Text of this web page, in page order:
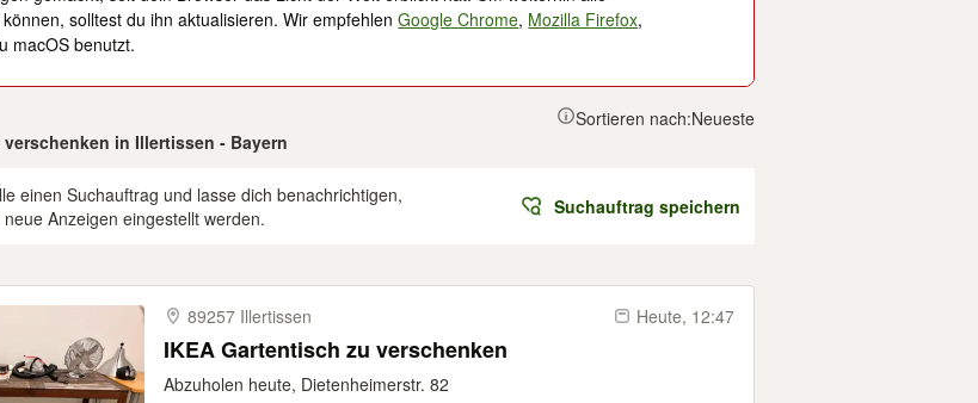
solltest du ihn aktualisieren. Wir empfehlenGoogle Chrome, Mozilla Firefox,
macOS benutzt.
in Illertissen - Bayern
Sortieren nach:Neueste
einen Suchauftrag und lasse dich benachrichtigen,
Anzeigen eingestellt werden.
Suchauftrag speichern
89257 Illertissen
Heute, 12:47
IKEA Gartentisch zu verschenken
Abzuholen heute, Dietenheimerstr. 82